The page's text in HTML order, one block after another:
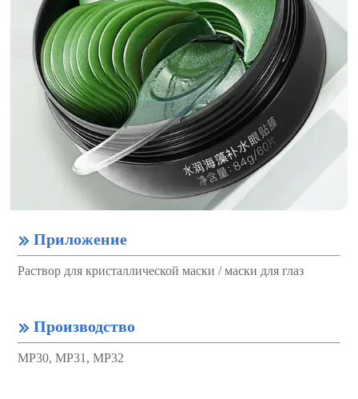
 Приложение
Раствор для кристаллической маски / маски для глаз
 Производство
MP30, MP31, MP32